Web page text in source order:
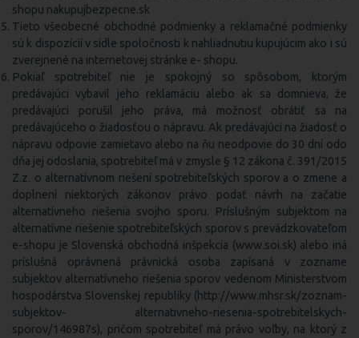
shopu nakupujbezpecne.sk
Tieto všeobecné obchodné podmienky a reklamačné podmienky
sú k dispozícií v sídle spoločnosti k nahliadnutiu kupujúcim ako i sú
zverejnené na internetovej stránke e- shopu.
Pokiaľ spotrebiteľ nie je spokojný so spôsobom, ktorým
predávajúci vybavil jeho reklamáciu alebo ak sa domnieva, že
predávajúci porušil jeho práva, má možnosť obrátiť sa na
predávajúceho o žiadosťou o nápravu. Ak predávajúci na žiadosť o
nápravu odpovie zamietavo alebo na ňu neodpovie do 30 dní odo
dňa jej odoslania, spotrebiteľ má v zmysle § 12 zákona č. 391/2015
Z.z. o alternatívnom riešení spotrebiteľských sporov a o zmene a
doplnení niektorých zákonov právo podať návrh na začatie
alternatívneho riešenia svojho sporu. Príslušným subjektom na
alternatívne riešenie spotrebiteľských sporov s prevádzkovateľom
e-shopu je Slovenská obchodná inšpekcia (www.soi.sk) alebo iná
príslušná oprávnená právnická osoba zapísaná v zozname
subjektov alternatívneho riešenia sporov vedenom Ministerstvom
hospodárstva Slovenskej republiky (http://www.mhsr.sk/zoznam-
subjektov- alternativneho-riesenia-spotrebitelskych-
sporov/146987s), pričom spotrebiteľ má právo voľby, na ktorý z